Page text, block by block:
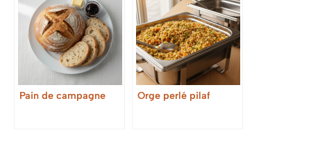
Pain de campagne Orge perlé pilaf